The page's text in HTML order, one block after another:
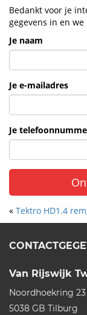
Bedankt voor je
gegevens in en
Je naam
Je e-mailadres
Je
« Tektro HD1.4
Van Rijswijk
Noordhoekring 23
5038 GB Tilburg